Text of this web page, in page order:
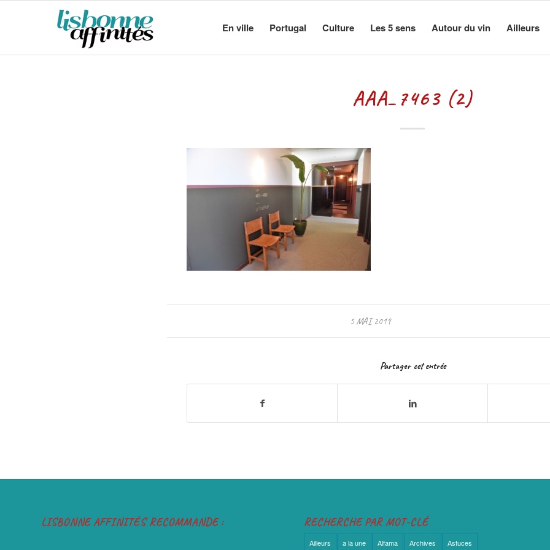
En ville Portugal Culture Les 5 sens Autour du vin Ailleurs
AAA_7463 (2)
5 MAI 2019
Partager cet entrée
LISBONNE AFFINITÉS RECOMMANDE : RECHERCHE PAR MOT-CLÉ
Ailleurs a la une Alfama Archives Astuces